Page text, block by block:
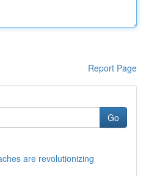
Report Page
Go
are revolutionizing